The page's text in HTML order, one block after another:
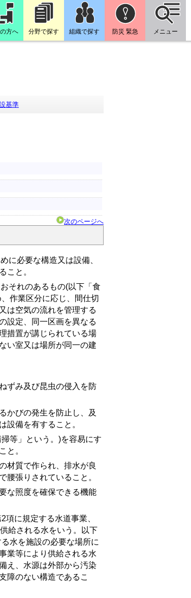
方へ 分野で探す 組織で探す 防災 緊急 メニュー
基準
次のページへ
に必要な構造又は設備、
こと。
それのあるもの(以下「食
作業区分に応じ、間仕切
は空気の流れを管理する
設定、同一区画を異なる
措置が講じられている場
い室又は場所が同一の建
ずみ及び昆虫の侵入を防
かびの発生を防止し、及
設備を有すること。
等」という。)を容易にす
と。
材質で作られ、排水が良
腰張りされていること。
な照度を確保できる機能
に規定する水道事業、
給される水をいう。以下
水を施設の必要な場所に
業等により供給される水
え、水源は外部から汚染
障のない構造であるこ